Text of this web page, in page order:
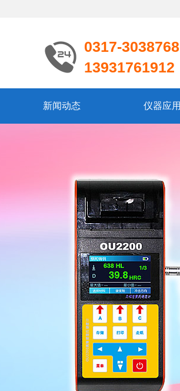
0317-3038768
13931761912
新闻动态 仪器应用